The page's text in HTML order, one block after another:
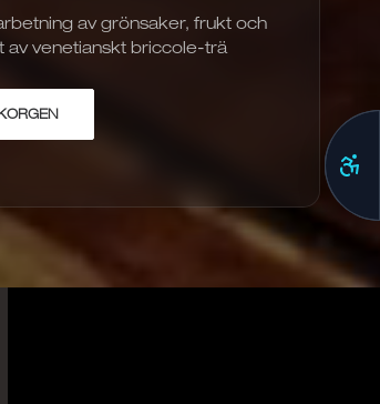
av grönsaker, frukt och
av venetianskt briccole-trä